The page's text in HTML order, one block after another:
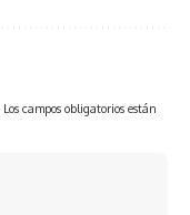
Los campos obligatorios están